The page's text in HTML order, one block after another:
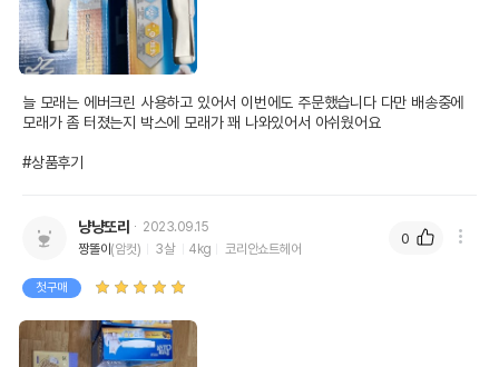
늘 모래는 에버크린 사용하고 있어서 이번에도 주문했습니다 다만 배송중에
모래가 좀 터졌는지 박스에 모래가 꽤 나와있어서 아쉬웠어요
#상품후기
냥냥또리
2023.09.15
짱똘이 (암컷) 3살 4kg 코리안쇼트헤어
첫구매
0